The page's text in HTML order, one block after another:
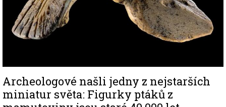
Archeologové našli jedny z nejstarších
miniatur světa: Figurky ptáků z